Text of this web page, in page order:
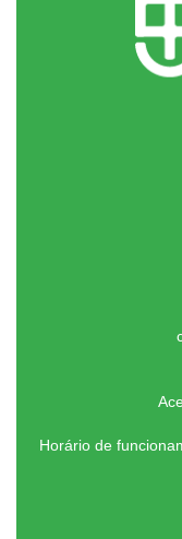
Horário de